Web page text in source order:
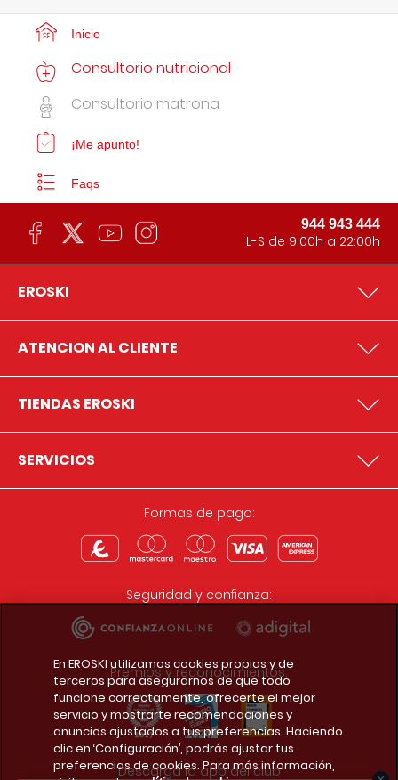
Inicio
Consultorio nutricional
Consultorio matrona
¡Me apunto!
Faqs
944 943 444
L-S de 9:00h a 22:00h
EROSKI
ATENCION AL CLIENTE
TIENDAS EROSKI
SERVICIOS
Formas de pago:
Seguridad y confianza:
Premios y reconocimientos:
Descarga la app del club
En EROSKI utilizamos cookies propias y de
terceros para asegurarnos de que todo
funcione correctamente, ofrecerte el mejor
servicio y mostrarte recomendaciones y
anuncios ajustados a tus preferencias. Haciendo
clic en ‘Configuración’, podrás ajustar tus
preferencias de cookies. Para más información,